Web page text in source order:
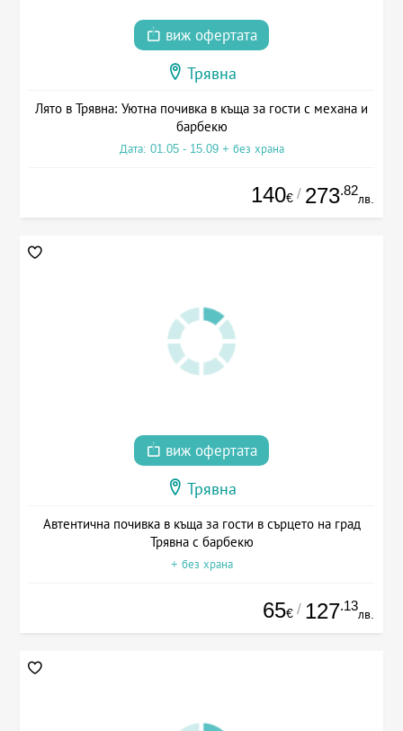
виж офертата
Трявна
Лято в Трявна: Уютна почивка в къща за гости с механа и
барбекю
Дата: 01.05 - 15.09 + без храна
140€ / 273.82
лв.
виж офертата
Трявна
Автентична почивка в къща за гости в сърцето на град
Трявна с барбекю
+ без храна
65€ / 127.13
лв.